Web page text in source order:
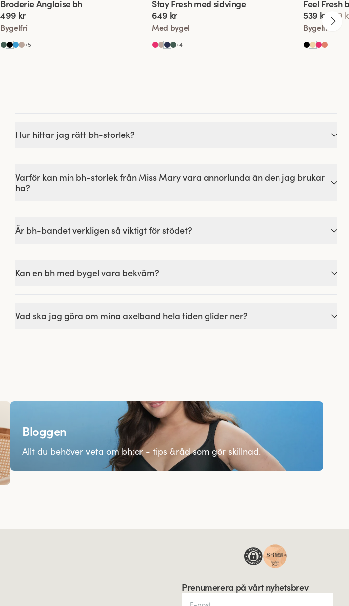
Broderie Anglaise bh
499 kr
Bygelfri
+5
Extra bred rygg
Stay Fresh med sidvinge
649 kr
Med bygel
+4
Feel Fresh
539 kr 599
Bygelfri
Hur hittar jag rätt bh-storlek?
Varför kan min bh-storlek från Miss Mary vara annorlunda än den jag brukar
ha?
Är bh-bandet verkligen så viktigt för stödet?
Kan en bh med bygel vara bekväm?
Vad ska jag göra om mina axelband hela tiden glider ner?
Bloggen
Allt du behöver veta om bh:ar - tips &råd som gör skillnad.
Prenumerera på vårt nyhetsbrev